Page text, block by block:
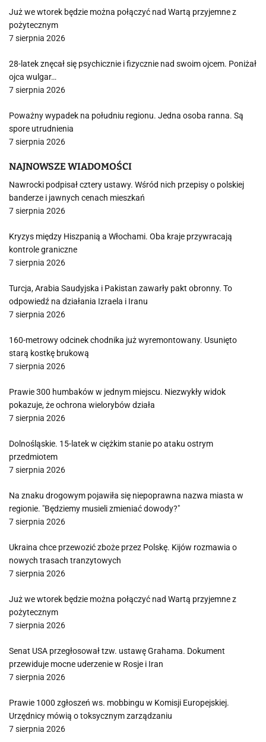
Już we wtorek będzie można połączyć nad Wartą przyjemne z
pożytecznym
7 sierpnia 2026
28-latek znęcał się psychicznie i fizycznie nad swoim ojcem. Poniżał
ojca wulgar…
7 sierpnia 2026
Poważny wypadek na południu regionu. Jedna osoba ranna. Są
spore utrudnienia
7 sierpnia 2026
NAJNOWSZE WIADOMOŚCI
Nawrocki podpisał cztery ustawy. Wśród nich przepisy o polskiej
banderze i jawnych cenach mieszkań
7 sierpnia 2026
Kryzys między Hiszpanią a Włochami. Oba kraje przywracają
kontrole graniczne
7 sierpnia 2026
Turcja, Arabia Saudyjska i Pakistan zawarły pakt obronny. To
odpowiedź na działania Izraela i Iranu
7 sierpnia 2026
160-metrowy odcinek chodnika już wyremontowany. Usunięto
starą kostkę brukową
7 sierpnia 2026
Prawie 300 humbaków w jednym miejscu. Niezwykły widok
pokazuje, że ochrona wielorybów działa
7 sierpnia 2026
Dolnośląskie. 15-latek w ciężkim stanie po ataku ostrym
przedmiotem
7 sierpnia 2026
Na znaku drogowym pojawiła się niepoprawna nazwa miasta w
regionie. "Będziemy musieli zmieniać dowody?"
7 sierpnia 2026
Ukraina chce przewozić zboże przez Polskę. Kijów rozmawia o
nowych trasach tranzytowych
7 sierpnia 2026
Już we wtorek będzie można połączyć nad Wartą przyjemne z
pożytecznym
7 sierpnia 2026
Senat USA przegłosował tzw. ustawę Grahama. Dokument
przewiduje mocne uderzenie w Rosje i Iran
7 sierpnia 2026
Prawie 1000 zgłoszeń ws. mobbingu w Komisji Europejskiej.
Urzędnicy mówią o toksycznym zarządzaniu
7 sierpnia 2026